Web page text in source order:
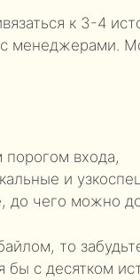
к 3-4
менеджерами.
порогом входа,
и
до чего можно
то
бы с десятком